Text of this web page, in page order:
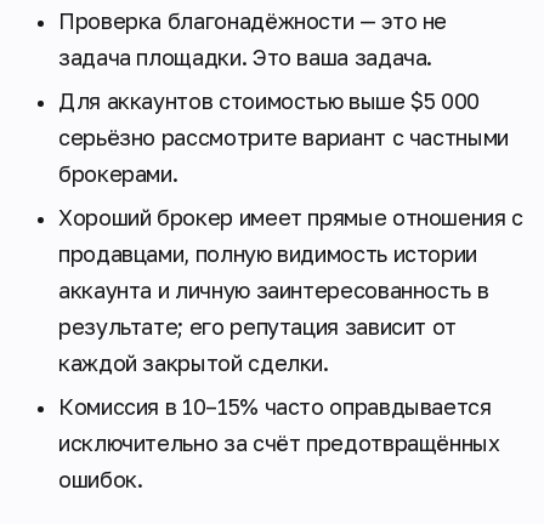
Проверка благонадёжности — это не
задача площадки. Это ваша задача.
Для аккаунтов стоимостью выше $5 000
серьёзно рассмотрите вариант с частными
брокерами.
Хороший брокер имеет прямые отношения с
продавцами, полную видимость истории
аккаунта и личную заинтересованность в
результате; его репутация зависит от
каждой закрытой сделки.
Комиссия в 10–15% часто оправдывается
исключительно за счёт предотвращённых
ошибок.